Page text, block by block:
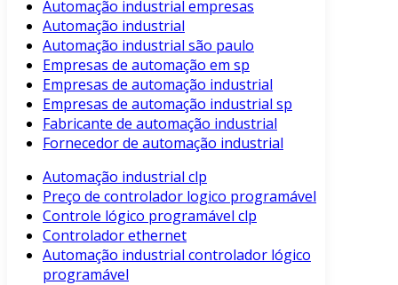
Automação industrial empresas
Automação industrial
Automação industrial são paulo
Empresas de automação em sp
Empresas de automação industrial
Empresas de automação industrial sp
Fabricante de automação industrial
Fornecedor de automação industrial
Automação industrial clp
Preço de controlador logico programável
Controle lógico programável clp
Controlador ethernet
Automação industrial controlador lógico
programável